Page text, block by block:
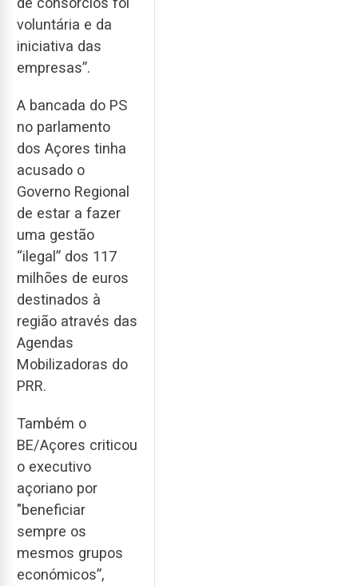
voluntária e da
iniciativa das
empresas”.
A bancada do PS
no parlamento
dos Açores tinha
acusado o
Governo Regional
de estar a fazer
uma gestão
“ilegal” dos 117
milhões de euros
destinados à
região através das
Agendas
Mobilizadoras do
PRR.
Também o
BE/Açores criticou
o executivo
açoriano por
"beneficiar
sempre os
mesmos grupos
económicos”,